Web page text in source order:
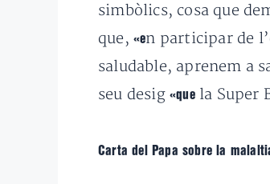
simbòlics, cosa que
que, «en participar de
saludable, aprenem a
seu desig «que la Super
Carta del Papa sobre la